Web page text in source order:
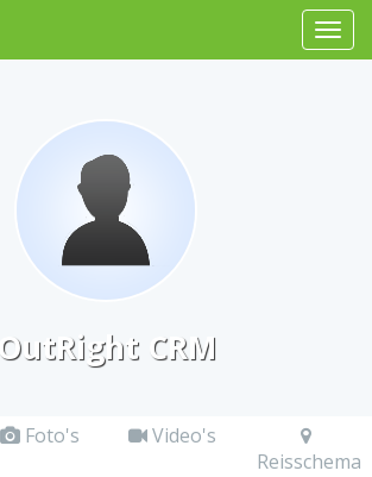
OutRight CRM
Foto's
Video's
Reisschema